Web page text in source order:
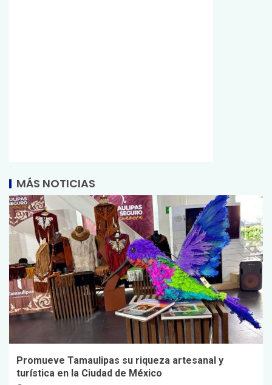
MÁS NOTICIAS
Promueve Tamaulipas su riqueza artesanal y
turística en la Ciudad de México